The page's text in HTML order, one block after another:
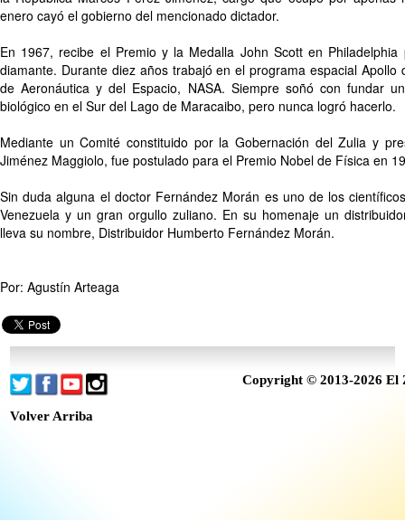
enero cayó el gobierno del mencionado dictador.
En 1967, recibe el Premio y la Medalla John Scott en
diamante. Durante diez años trabajó en el programa espacial Apollo
de Aeronáutica y del Espacio, NASA. Siempre soñó con fundar
biológico en el Sur del Lago de Maracaibo, pero nunca logró hacerlo.
Mediante un Comité constituido por la Gobernación del Zulia y
Jiménez Maggiolo, fue postulado para el Premio Nobel de Física en
Sin duda alguna el doctor Fernández Morán es uno de los
Venezuela y un gran orgullo zuliano. En su homenaje un
lleva su nombre, Distribuidor Humberto Fernández Morán.
Por: Agustín Arteaga
Copyright © 2013-2026 El
Volver Arriba